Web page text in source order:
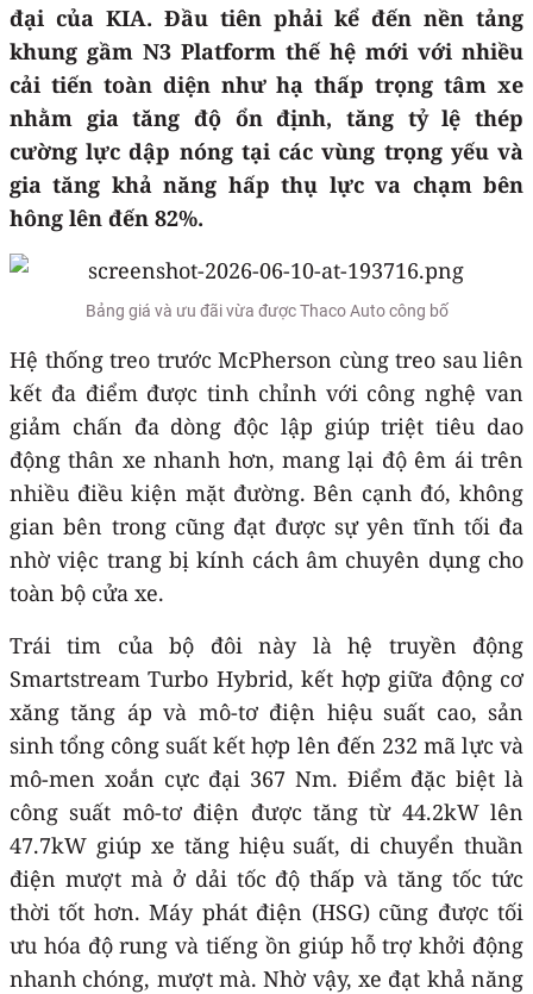
đại của KIA. Đầu tiên phải kể đến nền tảng
khung gầm N3 Platform thế hệ mới với nhiều
cải tiến toàn diện như hạ thấp trọng tâm xe
nhằm gia tăng độ ổn định, tăng tỷ lệ thép
cường lực dập nóng tại các vùng trọng yếu và
gia tăng khả năng hấp thụ lực va chạm bên
hông lên đến 82%.
Bảng giá và ưu đãi vừa được Thaco Auto công bố
Hệ thống treo trước McPherson cùng treo sau liên
kết đa điểm được tinh chỉnh với công nghệ van
giảm chấn đa dòng độc lập giúp triệt tiêu dao
động thân xe nhanh hơn, mang lại độ êm ái trên
nhiều điều kiện mặt đường. Bên cạnh đó, không
gian bên trong cũng đạt được sự yên tĩnh tối đa
nhờ việc trang bị kính cách âm chuyên dụng cho
toàn bộ cửa xe.
Trái tim của bộ đôi này là hệ truyền động
Smartstream Turbo Hybrid, kết hợp giữa động cơ
xăng tăng áp và mô-tơ điện hiệu suất cao, sản
sinh tổng công suất kết hợp lên đến 232 mã lực và
mô-men xoắn cực đại 367 Nm. Điểm đặc biệt là
công suất mô-tơ điện được tăng từ 44.2kW lên
47.7kW giúp xe tăng hiệu suất, di chuyển thuần
điện mượt mà ở dải tốc độ thấp và tăng tốc tức
thời tốt hơn. Máy phát điện (HSG) cũng được tối
ưu hóa độ rung và tiếng ồn giúp hỗ trợ khởi động
nhanh chóng, mượt mà. Nhờ vậy, xe đạt khả năng